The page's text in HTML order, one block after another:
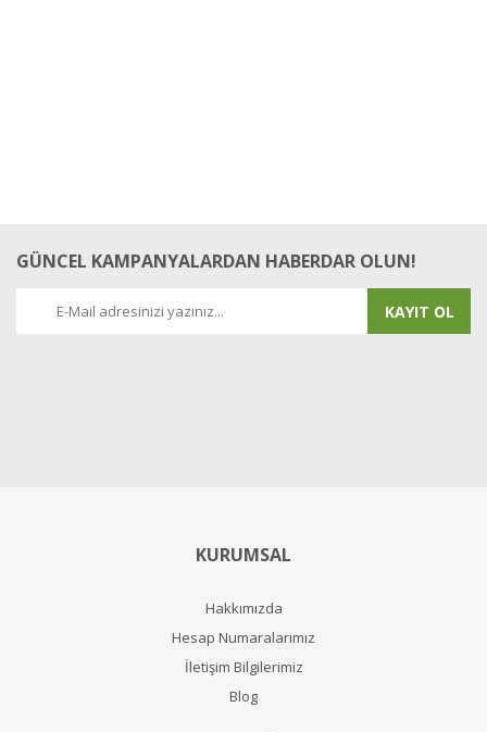
GÜNCEL KAMPANYALARDAN HABERDAR OLUN!
KAYIT OL
KURUMSAL
Hakkımızda
Hesap Numaralarımız
İletişim Bilgilerimiz
Blog